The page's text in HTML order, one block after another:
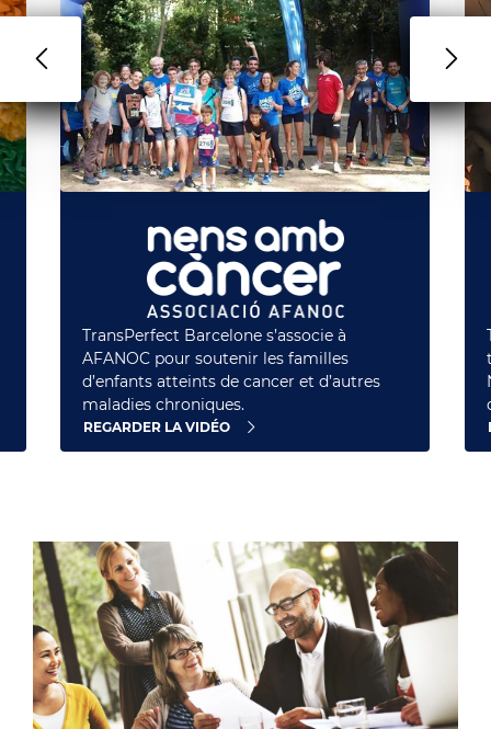
TransPerfect Barcelone s’associe à
AFANOC pour soutenir les familles
d’enfants atteints de cancer et d’autres
maladies chroniques.
REGARDER LA VIDÉO